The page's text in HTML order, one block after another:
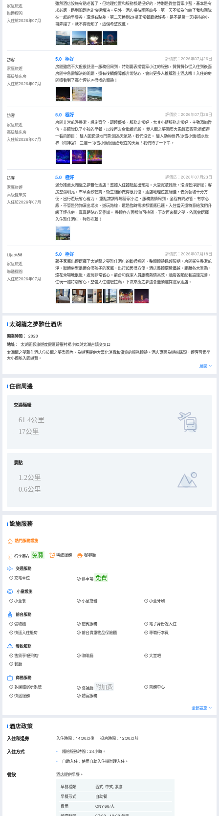
家庭旅遊
聯通標間
入住於2026年07月
雖然酒店設施有點老舊了，但地理位置和服務都是挺好的，特別是微信管家小藍，基本是有
求必應，遇到問題也能快速解決。另外，酒店接待團隊較多，第一天不知為何給了我和團隊
在一起的早餐券，環境有點差，第二天換到29樓正常餐廳就好多，是不是第一天接待的小
哥弄錯了，就不得而知了，這個希望改進。
訪客
家庭旅遊
高級雙床房
入住於2026年07月
5.0 極好
評價於：2026年07月26日
房間雖然不大但很舒適～服務很周到，特別要表揚管家小江的服務，贊贊贊👍從入住到後面
房間中急需解決的問題，還有後續保障都非常貼心，會向更多人推薦雅士酒店哦！入住的房
間還看到了高空煙花🎆很棒的體驗！
訪客
家庭旅遊
高級雙床房
入住於2026年07月
5.0 極好
評價於：2026年07月26日
房間非常乾淨整潔，設施齊全，環境優美，服務非常好，尢其小藍服務非常好，主動添加微
信，並還贈送了小孩的早餐，以後再去會繼續光顧。 雙人龍之夢國際大馬戲嘉賓票:很值得
一看的節目： 雙人圖影濕地門票:因為天氣熱，我們沒去。 雙人動物世界/冰雪小鎮/嬉水世
界（海神宮） 三選一:冰雪小鎮很適合現在的天氣！我們待了一下午。
訪客
家庭旅遊
高級雙床房
入住於2026年07月
5.0 極好
評價於：2026年07月23日
滿分推薦太湖龍之夢雅仕酒店！整體入住體驗超出預期。大堂寬敞雅緻，環境乾淨舒服；客
房整潔明亮，布草柔軟乾爽，衞生細節做得很到位。酒店地理位置絕佳，去演藝城十分方
便，出行遊玩省心省力。 重點誇讚專屬管家小江，服務熱情周到，全程有問必答、有求必
應，不管是諮詢演出場次、遊玩路線，還是臨時需求都響應迅速。入住當天還特意給我們升
級了煙花房，真真是貼心又靠譜。 整體各方面都無可挑剔，下次再來龍之夢，依舊會選擇
入住雅仕酒店，強烈推薦！
Lijack88
家庭旅遊
聯通標間
入住於2026年07月
5.0 極好
評價於：2026年07月18日
親子家庭出遊選擇了太湖龍之夢雅仕酒店的聯通標間，整體體驗遠超預期。房間衞生整潔乾
淨，聯通房型很適合帶孩子的家庭，出行起居很方便。酒店整體環境優越，距離各大景點、
煙花秀場地很近，遊玩非常省心。前台和保潔人員服務熱情高效，酒店各類配套設施完善，
住玩一體特別省心。整體入住體驗拉滿，下次來龍之夢還會繼續選擇這家酒店。
太湖龍之夢雅仕酒店
開業時間： 2020
地址：
太湖圖影旅遊度假區碧巖村楊小線與太湖古鎮交叉口
太湖龍之夢雅仕酒店位於龍之夢樂園內，為遊客提供大眾化消費和優質的服務體驗。酒店東面為遊船碼頭，遊客可乘坐
大小遊船入園遊覽。
展開
住宿周邊
交通樞紐
61.4公里
17公里
景點
1.2公里
0.6公里
設施服務
熱門服務設施
行李寄存 免費 叫醒服務 咖啡廳
交通服務
充電車位 停車場 免費
小童設施
小童餐 小童拖鞋 小童牙刷
前台服務
儲物櫃 禮賓服務
電子身份證入住
快速入住退房
前台貴重物品保險櫃 專職行李員
餐飲服務
售貨亭/便利店 咖啡廳
大堂吧
餐廳
商務服務
多媒體演示系統 會議廳 附加费
商務中心
快遞服務
婚宴服務
全部設施
酒店政策
入住和退房 入住時間：14:00以後 退房時間：12:00以前
入住方式
櫃枱服務時間：24小時。
自助入住：使用自助入住機辦理入住。
餐飲 酒店提供早餐。
早餐種類
西式, 中式, 素食
早餐形式
自助餐
費用
CNY 68/人